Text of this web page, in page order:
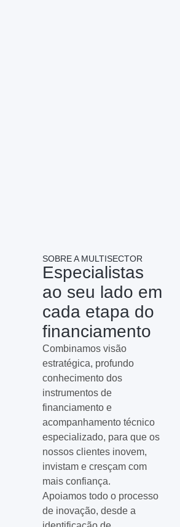
SOBRE A MULTISECTOR
Especialistas
ao seu lado em
cada etapa do
financiamento
Combinamos visão
estratégica, profundo
conhecimento dos
instrumentos de
financiamento e
acompanhamento técnico
especializado, para que os
nossos clientes inovem,
invistam e cresçam com
mais confiança.
Apoiamos todo o processo
de inovação, desde a